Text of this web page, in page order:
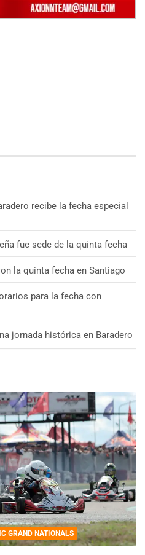
recibe la fecha especial
fue sede de la quinta fecha
la quinta fecha en Santiago
para la fecha con
jornada histórica en Baradero
GRAND NATIONALS